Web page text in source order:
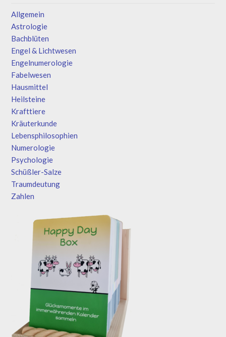
Allgemein
Astrologie
Bachblüten
Engel & Lichtwesen
Engelnumerologie
Fabelwesen
Hausmittel
Heilsteine
Krafttiere
Kräuterkunde
Lebensphilosophien
Numerologie
Psychologie
Schüßler-Salze
Traumdeutung
Zahlen